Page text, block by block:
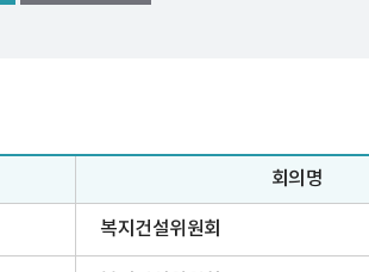
회의명
복지건설위원회